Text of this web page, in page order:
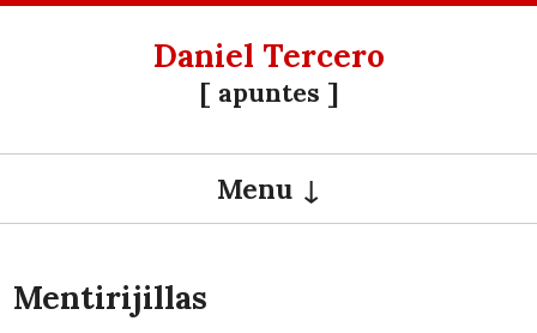
Daniel Tercero
[ apuntes ]
Menu
Mentirijillas